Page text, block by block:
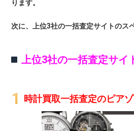
ります。
次に、上位3社の一括査定サイトのス
上位3社の一括査定サイ
時計買取一括査定のピアゾ